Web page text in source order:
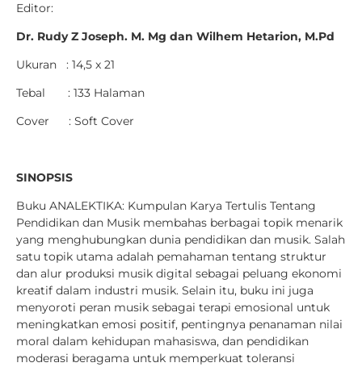
Editor:
Dr. Rudy Z Joseph. M. Mg dan Wilhem Hetarion, M.Pd
Ukuran : 14,5 x 21
Tebal : 133 Halaman
Cover : Soft Cover
SINOPSIS
Buku ANALEKTIKA: Kumpulan Karya Tertulis Tentang
Pendidikan dan Musik membahas berbagai topik menarik
yang menghubungkan dunia pendidikan dan musik. Salah
satu topik utama adalah pemahaman tentang struktur
dan alur produksi musik digital sebagai peluang ekonomi
kreatif dalam industri musik. Selain itu, buku ini juga
menyoroti peran musik sebagai terapi emosional untuk
meningkatkan emosi positif, pentingnya penanaman nilai
moral dalam kehidupan mahasiswa, dan pendidikan
moderasi beragama untuk memperkuat toleransi